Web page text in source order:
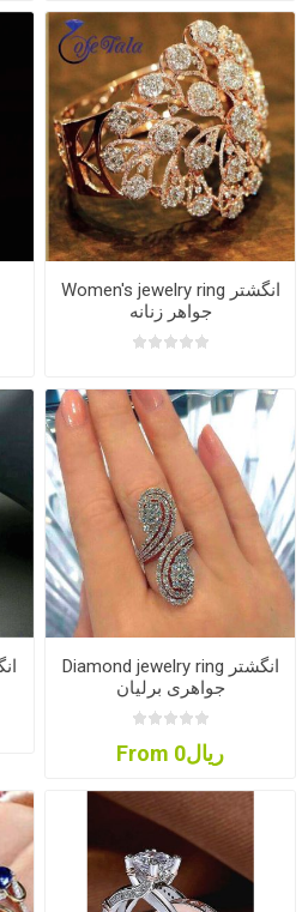
Women's jewelry ring انگشتر
جواهر زنانه
Diamond jewelry ring انگشتر
جواهری برلیان
From ریال0